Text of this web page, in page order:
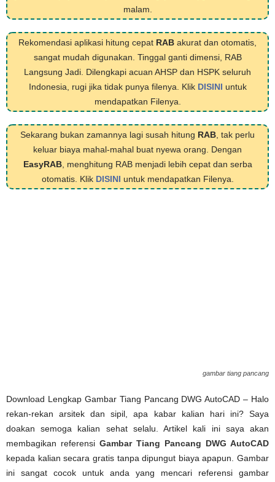
malam.
Rekomendasi aplikasi hitung cepat RAB akurat dan otomatis,
sangat mudah digunakan. Tinggal ganti dimensi, RAB
Langsung Jadi. Dilengkapi acuan AHSP dan HSPK seluruh
Indonesia, rugi jika tidak punya filenya. Klik DISINI untuk
mendapatkan Filenya.
Sekarang bukan zamannya lagi susah hitung RAB , tak perlu
keluar biaya mahal-mahal buat nyewa orang. Dengan
EasyRAB, menghitung RAB menjadi lebih cepat dan serba
otomatis. Klik DISINI untuk mendapatkan Filenya.
gambar tiang pancang
Download Lengkap Gambar Tiang Pancang DWG AutoCAD – Halo
rekan-rekan arsitek dan sipil, apa kabar kalian hari ini? Saya
doakan semoga kalian sehat selalu. Artikel kali ini saya akan
membagikan referensi Gambar Tiang Pancang DWG AutoCAD
kepada kalian secara gratis tanpa dipungut biaya apapun. Gambar
ini sangat cocok untuk anda yang mencari referensi gambar